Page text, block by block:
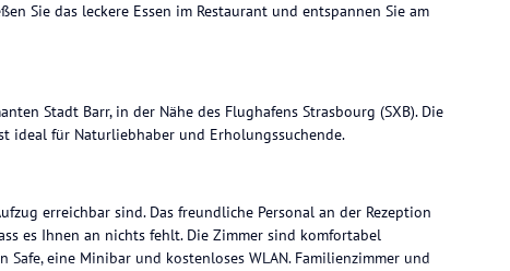
Sie das leckere Essen im Restaurant und entspannen Sie am
Stadt Barr, in der Nähe des Flughafens Strasbourg (SXB). Die
ideal für Naturliebhaber und Erholungssuchende.
erreichbar sind. Das freundliche Personal an der Rezeption
es Ihnen an nichts fehlt. Die Zimmer sind komfortabel
eine Minibar und kostenloses WLAN. Familienzimmer und